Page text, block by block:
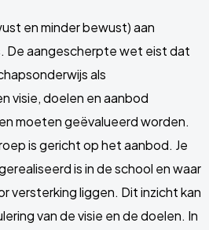
en minder bewust) aan
De aangescherpte wet eist dat
als
visie, doelen en aanbod
moeten geëvalueerd worden.
is gericht op het aanbod. Je
is in de school en waar
versterking liggen. Dit inzicht kan
van de visie en de doelen. In